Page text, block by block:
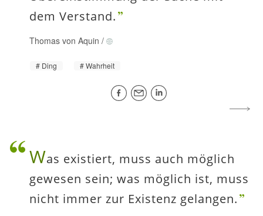
dem Verstand.
Thomas von Aquin /
Ding Wahrheit
Was existiert, muss auch möglich
gewesen sein; was möglich ist, muss
nicht immer zur Existenz gelangen.